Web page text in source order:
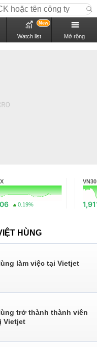
Watch list
New
Mở rộng
0.19%
VN30
HÙNG
làm việc tại Vietjet
trở thành thành viên
Vietjet